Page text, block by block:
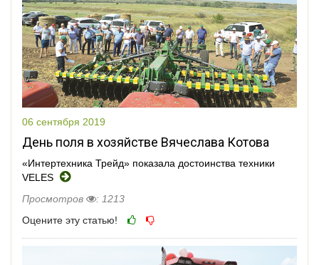
06 сентября 2019
День поля в хозяйстве Вячеслава Котова
«Интертехника Трейд» показала достоинства техники
VELES
Просмотров
: 1213
Оцените эту статью!